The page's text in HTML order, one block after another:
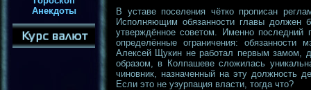
Анекдоты
В уставе поселения чётко прописан
Исполняющим обязанности главы должен
утверждённое советом. Именно последний
определённые ограничения: обязанности
Алексей Щукин не работал первым замом,
образом, в Колпашеве сложилась
чиновник, назначенный на эту должность
Если это не узурпация власти, тогда что?